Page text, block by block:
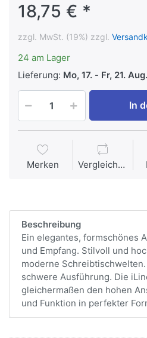
18,75 € *
zzgl. MwSt. (19%) zzgl.
24 am Lager
Lieferung: Mo, 17. - Fr, 21. Aug.
In
Merken Vergleichen
Beschreibung
Ein elegantes, formschönes
und Empfang. Stilvoll und
moderne
schwere Ausführung. Die
gleichermaßen den hohen
und Funktion in perfekter